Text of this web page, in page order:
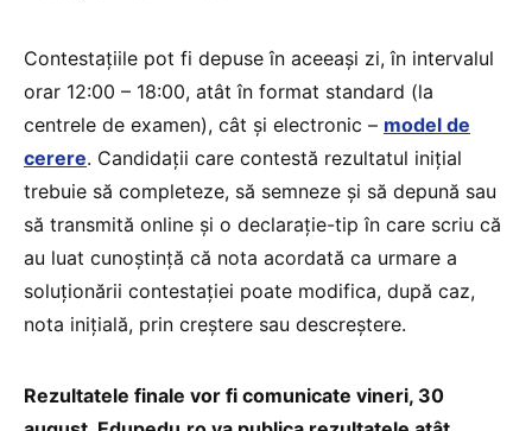
Contestațiile pot fi depuse în aceeași zi, în intervalul
orar 12:00 – 18:00, atât în format standard (la
centrele de examen), cât și electronic – model de
cerere. Candidații care contestă rezultatul inițial
trebuie să completeze, să semneze și să depună sau
să transmită online și o declarație-tip în care scriu că
au luat cunoștință că nota acordată ca urmare a
soluționării contestației poate modifica, după caz,
nota inițială, prin creștere sau descreștere.
Rezultatele finale vor fi comunicate vineri, 30